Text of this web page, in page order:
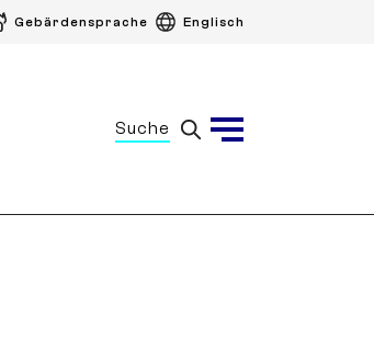
Gebärdensprache Englisch
Suche